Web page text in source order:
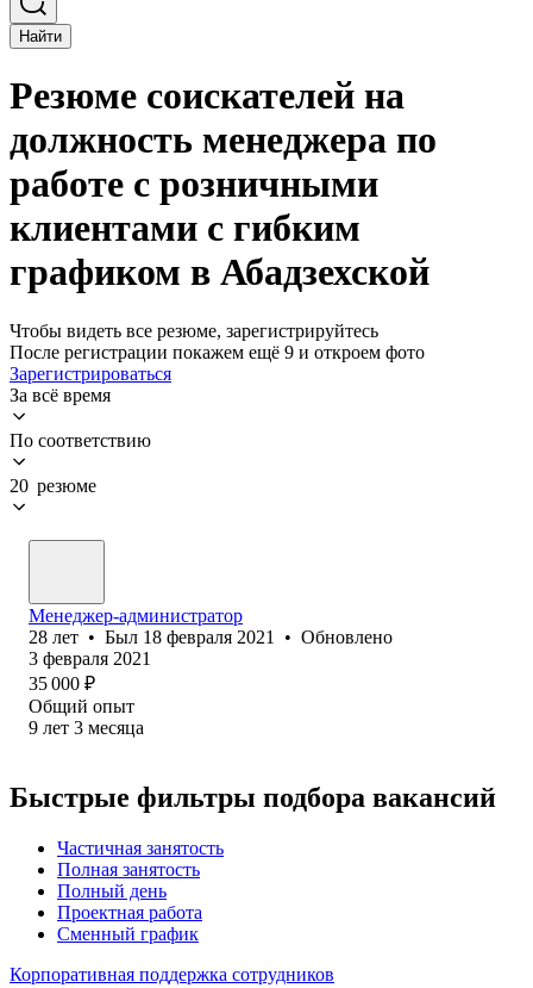
Найти
Резюме соискателей на
должность менеджера по
работе с розничными
клиентами с гибким
графиком в Абадзехской
Чтобы видеть все резюме, зарегистрируйтесь
После регистрации покажем ещё 9 и откроем фото
Зарегистрироваться
За всё время
По соответствию
20 резюме
Менеджер-администратор
28 лет • Был 18 февраля 2021 • Обновлено
3 февраля 2021
35 000 ₽
Общий опыт
9 лет 3 месяца
Быстрые фильтры подбора вакансий
Частичная занятость
Полная занятость
Полный день
Проектная работа
Сменный график
Корпоративная поддержка сотрудников